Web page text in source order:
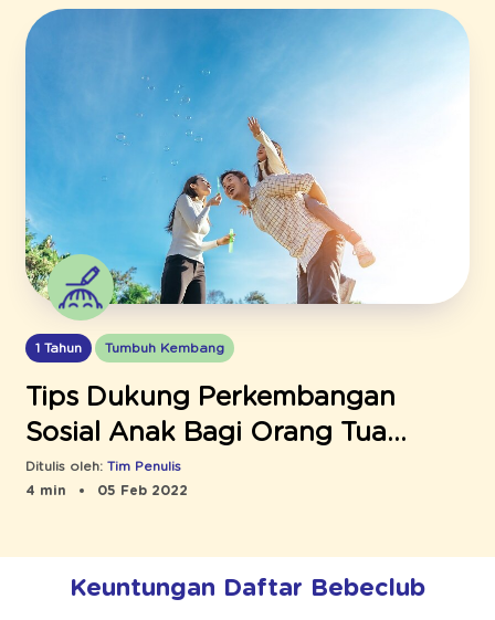
1 Tahun Tumbuh Kembang
Tips Dukung Perkembangan
Sosial Anak Bagi Orang Tua
Bekerja
Ditulis oleh: Tim Penulis
4 min
05 Feb 2022
Keuntungan Daftar Bebeclub